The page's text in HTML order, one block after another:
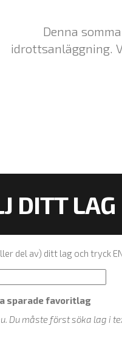
Denna
idrottsanläggning.
DITT LAG
del av) ditt lag och tryck
sparade favoritlag
Du måste först söka lag i